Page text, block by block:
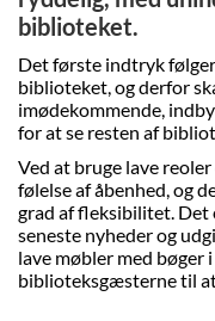
biblioteket.
Det første indtryk
biblioteket, og derfor
imødekommende,
for at se resten af
Ved at bruge lave
følelse af åbenhed, og
grad af fleksibilitet. Det
seneste nyheder og
lave møbler med bøger
biblioteksgæsterne til